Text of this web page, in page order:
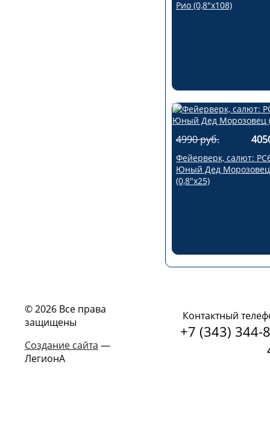
Рио (0,8"х108)
4990 руб.
Фейерверк, салют:
Юный Дед Морозовец
(0,8"х25)
© 2026 Все права
защищены
Создание сайта —
ЛегионА
Контактный
+7 (343) 344-